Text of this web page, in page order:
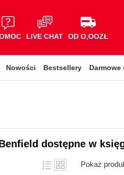
LIVE CHAT OD O,OOZŁ
Nowości Bestsellery Darmowe
dostępne w
Pokaż